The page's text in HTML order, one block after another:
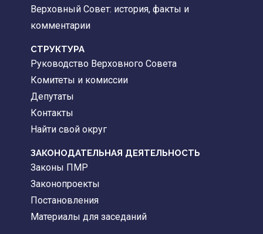
Верховный Совет: история, факты и
комментарии
CТРУКТУРА
Руководство Верховного Совета
Комитеты и комиссии
Депутаты
Контакты
Найти свой округ
ЗАКОНОДАТЕЛЬНАЯ ДЕЯТЕЛЬНОСТЬ
Законы ПМР
Законопроекты
Постановления
Материалы для заседаний